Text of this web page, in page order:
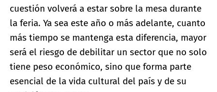
cuestión volverá a estar sobre la mesa durante
la feria. Ya sea este año o más adelante, cuanto
más tiempo se mantenga esta diferencia, mayor
será el riesgo de debilitar un sector que no solo
tiene peso económico, sino que forma parte
esencial de la vida cultural del país y de su